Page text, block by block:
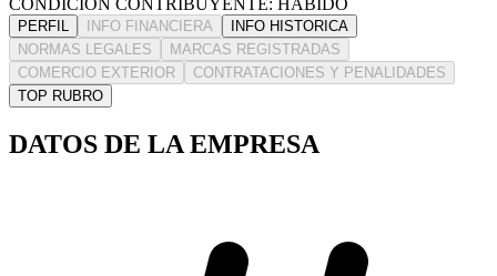
PERFIL INFO FINANCIERA
INFO HISTORICA
NORMAS LEGALES
MARCAS REGISTRADAS
COMERCIO EXTERIOR
CONTRATACIONES Y PENALIDADES
TOP RUBRO
DATOS DE LA EMPRESA